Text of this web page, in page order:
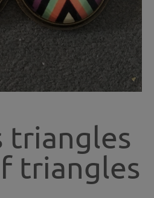
triangles
triangles